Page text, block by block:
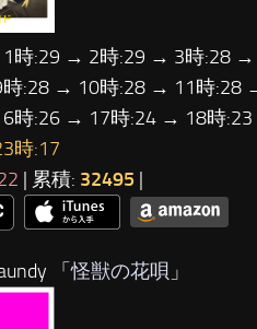
時:29 → 2時:29 → 3時:28
:28 → 10時:28 → 11時
時:26 → 17時:24 → 18時
時:17
| 累積: 32495 |
「怪獣の花唄 」